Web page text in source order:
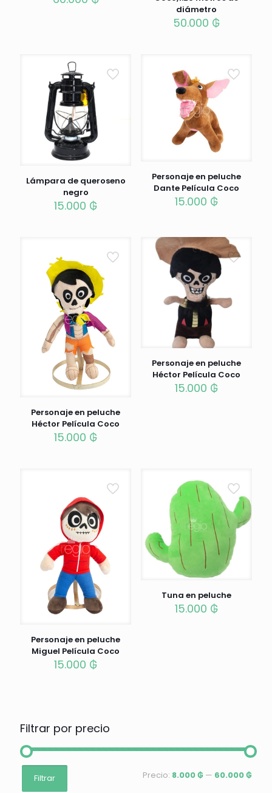
diámetro
50.000 ₲
Lámpara de queroseno
negro
15.000 ₲
Personaje en peluche
Dante Película Coco
15.000 ₲
Personaje en peluche
Héctor Película Coco
15.000 ₲
Personaje en peluche
Héctor Película Coco
15.000 ₲
Personaje en peluche
Miguel Película Coco
15.000 ₲
Tuna en peluche
15.000 ₲
Filtrar por precio
Precio
mínimo
Precio
máximo
Filtrar Precio: 8.000 ₲ — 60.000 ₲